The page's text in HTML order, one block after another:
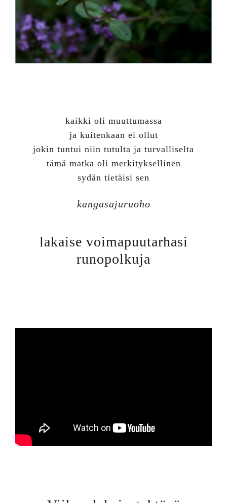
kaikki oli muuttumassa
ja kuitenkaan ei ollut
jokin tuntui niin tutulta ja turvalliselta
tämä matka oli merkityksellinen
sydän tietäisi sen
kangasajuruoho
lakaise voimapuutarhasi
runopolkuja